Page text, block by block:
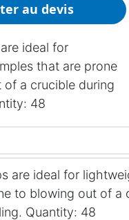
au devis
ideal for
that are prone
a crucible during
48
are ideal for
to blowing out of a
Quantity: 48